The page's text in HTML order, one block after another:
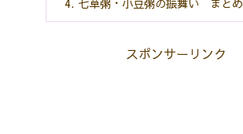
七草粥・小豆粥の振舞い まとめ
スポンサーリンク